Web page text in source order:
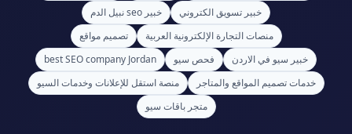
خبير تسويق الكتروني
خبير seo نبيل الدم
منصات التجارة الإلكترونية العربية
تصميم مواقع
خبير سيو في الاردن
فحص سيو
best SEO company Jordan
خدمات تصميم المواقع والمتاجر
منصة استقل للإعلانات وخدمات السيو
متجر باقات سيو